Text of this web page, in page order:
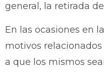
general, la retirada
En las ocasiones en
motivos
a que los mismos